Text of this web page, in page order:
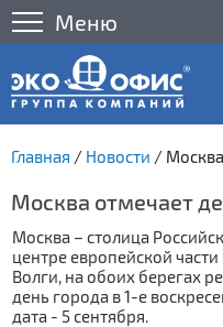
Меню
Главная / Новости /
Москва отмечает
Москва – столица
центре европейской
Волги, на обоих берегах
день города в 1-е
дата - 5 сентября.